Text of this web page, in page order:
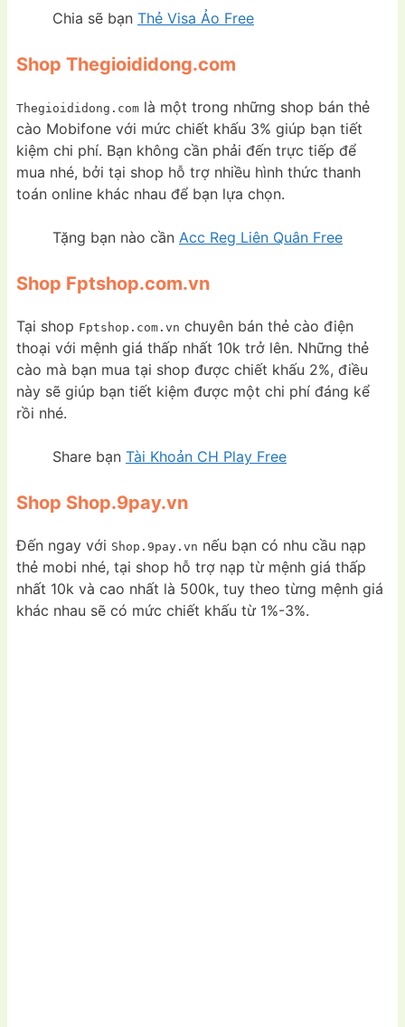
Chia sẽ bạn Thẻ Visa Ảo Free
Shop Thegioididong.com
Thegioididong.com là một trong những shop bán thẻ
cào Mobifone với mức chiết khấu 3% giúp bạn tiết
kiệm chi phí. Bạn không cần phải đến trực tiếp để
mua nhé, bởi tại shop hỗ trợ nhiều hình thức thanh
toán online khác nhau để bạn lựa chọn.
Tặng bạn nào cần Acc Reg Liên Quân Free
Shop Fptshop.com.vn
Tại shop Fptshop.com.vn chuyên bán thẻ cào điện
thoại với mệnh giá thấp nhất 10k trở lên. Những thẻ
cào mà bạn mua tại shop được chiết khấu 2%, điều
này sẽ giúp bạn tiết kiệm được một chi phí đáng kể
rồi nhé.
Share bạn Tài Khoản CH Play Free
Shop Shop.9pay.vn
Đến ngay với Shop.9pay.vn nếu bạn có nhu cầu nạp
thẻ mobi nhé, tại shop hỗ trợ nạp từ mệnh giá thấp
nhất 10k và cao nhất là 500k, tuy theo từng mệnh giá
khác nhau sẽ có mức chiết khấu từ 1%-3%.